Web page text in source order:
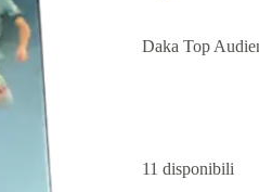
Daka Top
11 disponibili